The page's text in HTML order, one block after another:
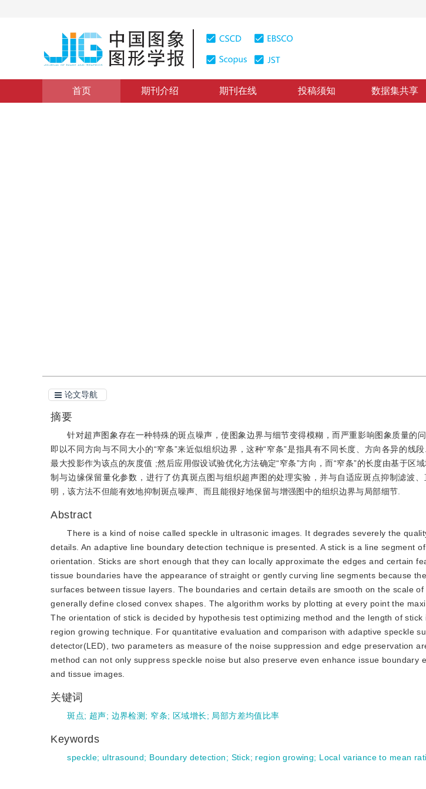
首页 期刊介绍 期刊在线 投稿须知 数据集共享
论文导航
摘要
针对超声图象存在一种特殊的斑点噪声，使图象边界与细节变得模糊，而严重影响图象质量的
即以不同方向与不同大小的“窄条”来近似组织边界，这种“窄条”是指具有不同长度、方向各异的线
最大投影作为该点的灰度值 ;然后应用假设试验优化方法确定“窄条”方向，而“窄条”的长度由基于区
制与边缘保留量化参数，进行了仿真斑点图与组织超声图的处理实验，并与自适应斑点抑制滤波
明，该方法不但能有效地抑制斑点噪声、而且能很好地保留与增强图中的组织边界与局部细节.
Abstract
There is a kind of noise called speckle in ultrasonic images. It degrades severely the
details. An adaptive line boundary detection technique is presented. A stick is a line segment
orientation. Sticks are short enough that they can locally approximate the edges and certain
tissue boundaries have the appearance of straight or gently curving line segments because
surfaces between tissue layers. The boundaries and certain details are smooth on the scale
generally define closed convex shapes. The algorithm works by plotting at every point the
The orientation of stick is decided by hypothesis test optimizing method and the length of
region growing technique. For quantitative evaluation and comparison with adaptive speckle
detector(LED), two parameters as measure of the noise suppression and edge preservation
method can not only suppress speckle noise but also preserve even enhance issue boundary
and tissue images.
关键词
斑点; 超声; 边界检测 ; 窄条; 区域增长; 局部方差均值比率
Keywords
speckle;ultrasound; Boundary detection; Stick; region growing; Local variance to mean